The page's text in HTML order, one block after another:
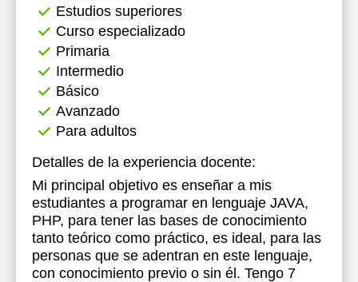
Estudios superiores
Curso especializado
Primaria
Intermedio
Básico
Avanzado
Para adultos
Detalles de la experiencia docente:
Mi principal objetivo es enseñar a mis
estudiantes a programar en lenguaje JAVA,
PHP, para tener las bases de conocimiento
tanto teórico como práctico, es ideal, para las
personas que se adentran en este lenguaje,
con conocimiento previo o sin él. Tengo 7